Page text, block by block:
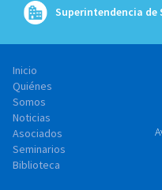
Superintendencia de
Inicio
Quiénes
Somos
Noticias
Asociados
Seminarios
Biblioteca